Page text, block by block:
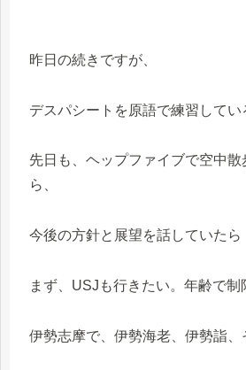
昨日の続きですが、
デスパシートを原語で練習してい
先日も、ヘップファイブで空中
ら、
今後の方針と展望を話していたら
まず、USJも行きたい。年齢で制
伊勢志摩で、伊勢海老、伊勢詣、